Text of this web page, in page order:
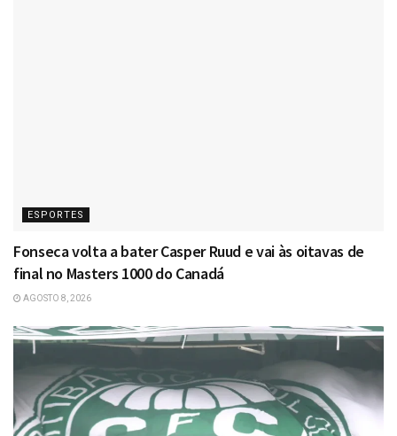
ESPORTES
Fonseca volta a bater Casper Ruud e vai às oitavas de
final no Masters 1000 do Canadá
AGOSTO 8, 2026